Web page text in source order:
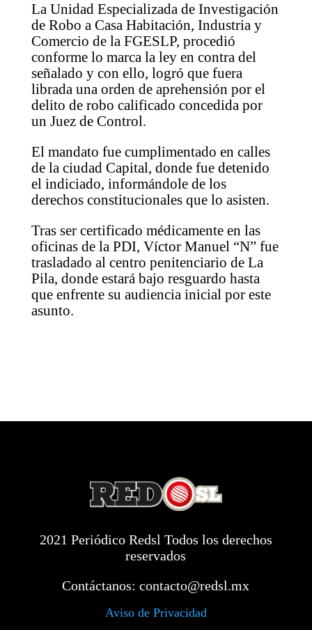
La Unidad Especializada de Investigación
de Robo a Casa Habitación, Industria y
Comercio de la FGESLP, procedió
conforme lo marca la ley en contra del
señalado y con ello, logró que fuera
librada una orden de aprehensión por el
delito de robo calificado concedida por
un Juez de Control.
El mandato fue cumplimentado en calles
de la ciudad Capital, donde fue detenido
el indiciado, informándole de los
derechos constitucionales que lo asisten.
Tras ser certificado médicamente en las
oficinas de la PDI, Víctor Manuel “N” fue
trasladado al centro penitenciario de La
Pila, donde estará bajo resguardo hasta
que enfrente su audiencia inicial por este
asunto.
2021 Periódico Redsl Todos los derechos
reservados
Contáctanos:contacto@redsl.mx
Aviso de Privacidad